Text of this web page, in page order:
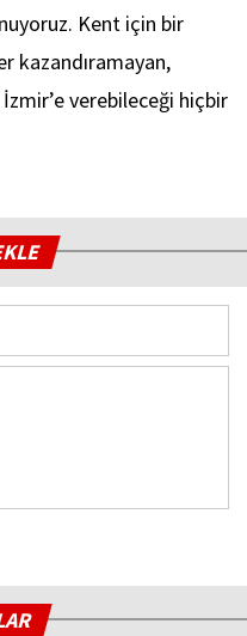
Kent için bir
kazandıramayan,
verebileceği hiçbir